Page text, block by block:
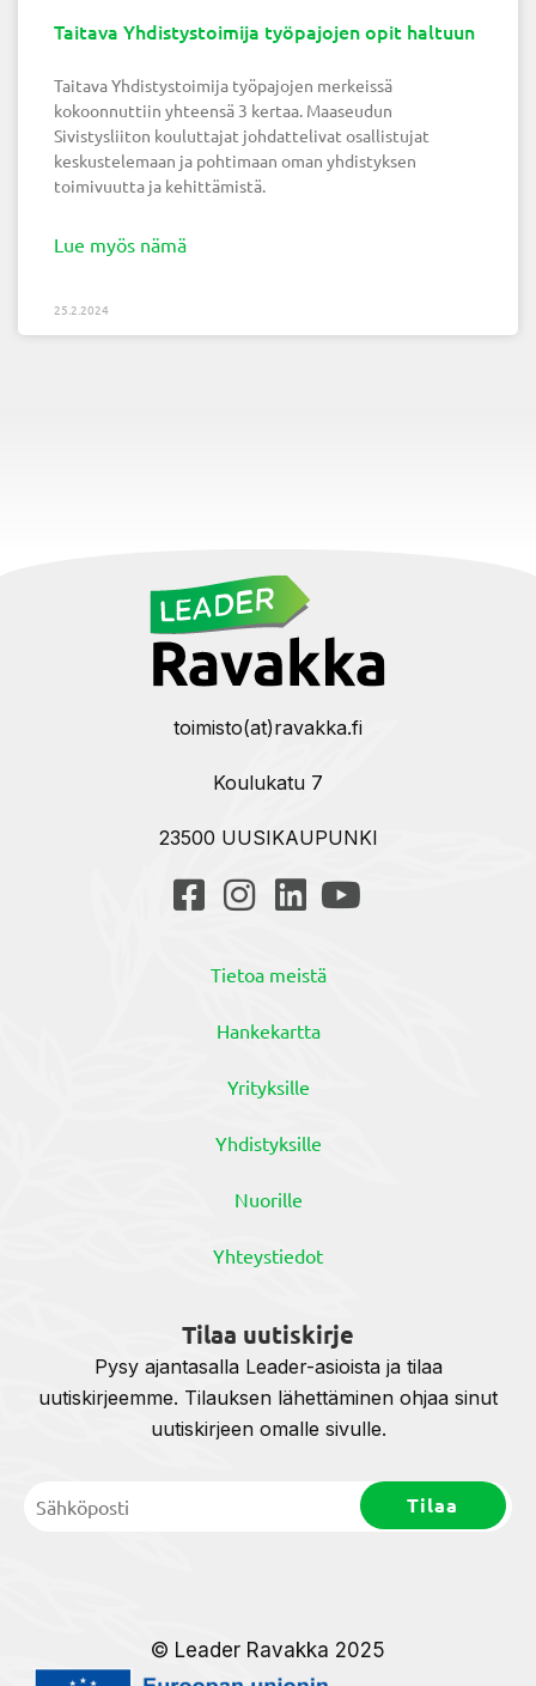
Taitava Yhdistystoimija työpajojen opit haltuun
Taitava Yhdistystoimija työpajojen merkeissä
kokoonnuttiin yhteensä 3 kertaa. Maaseudun
Sivistysliiton kouluttajat johdattelivat osallistujat
keskustelemaan ja pohtimaan oman yhdistyksen
toimivuutta ja kehittämistä.
Lue myös nämä
25.2.2024
toimisto(at)ravakka.fi
Koulukatu 7
23500 UUSIKAUPUNKI
Tietoa meistä
Hankekartta
Yrityksille
Yhdistyksille
Nuorille
Yhteystiedot
Tilaa uutiskirje
Pysy ajantasalla Leader-asioista ja tilaa
uutiskirjeemme. Tilauksen lähettäminen ohjaa sinut
uutiskirjeen omalle sivulle.
© Leader Ravakka 2025